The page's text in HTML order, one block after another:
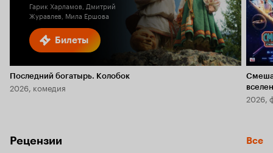
Билеты
Гарик Харламов, Дмитрий
Журавлев, Мила Ершова
Последний богатырь. Колобок
2026, комедия
2026,
Рецензии Все